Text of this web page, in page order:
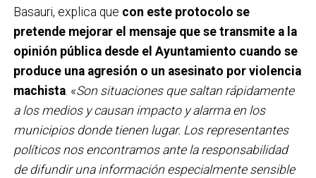
Basauri, explica que con este protocolo se
pretende mejorar el mensaje que se transmite a la
opinión pública desde el Ayuntamiento cuando se
produce una agresión o un asesinato por violencia
machista. «Son situaciones que saltan rápidamente
a los medios y causan impacto y alarma en los
municipios donde tienen lugar. Los representantes
políticos nos encontramos ante la responsabilidad
de difundir una información especialmente sensible